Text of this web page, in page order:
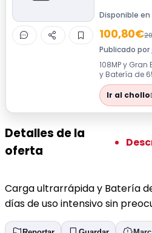
Disponible en
100,80€
Publicado por
108MP y
y Batería de
uso intensivo
Ir al chollo
Detalles de la
oferta
Carga ultrarrápida y Batería
días de uso intensivo sin